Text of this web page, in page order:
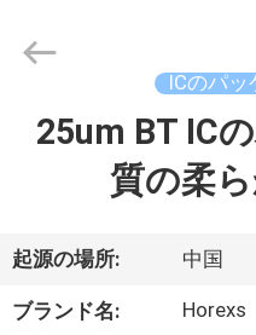
ロ
ダ
HongRuiXing
(Hubei)
Reserved.
ICのパ
25um BT IC
質の柔
起源の場所: 中国
ブランド名: Horexs